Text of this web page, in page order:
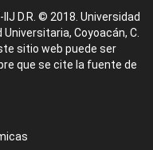
D.R. © 2018. Universidad
Coyoacán, C.
sitio web puede ser
que se cite la fuente de